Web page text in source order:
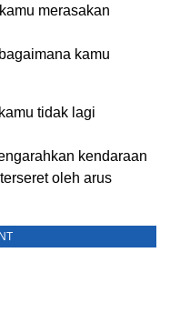
merasakan
kamu
tidak lagi
kendaraan
oleh arus